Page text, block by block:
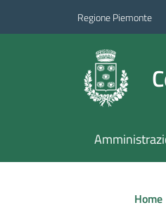
Regione Piemonte
Home